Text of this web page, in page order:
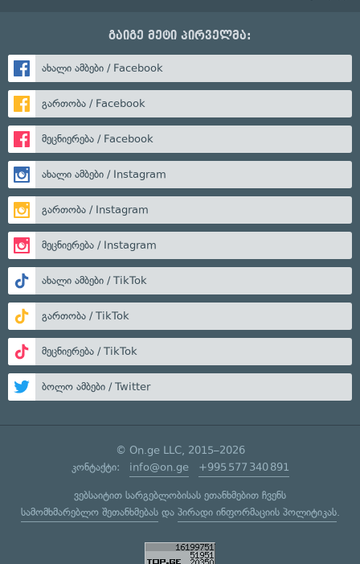
გაიგე მეტი პირველმა:
ახალი ამბები / Facebook
გართობა / Facebook
მეცნიერება / Facebook
ახალი ამბები / Instagram
გართობა / Instagram
მეცნიერება / Instagram
ახალი ამბები / TikTok
გართობა / TikTok
მეცნიერება / TikTok
ბოლო ამბები / Twitter
© On.ge LLC, 2015–2026
კონტაქტი: info@on.ge +995 577 340 891
ვებსაიტით სარგებლობისას ეთანხმებით ჩვენს
სამომხმარებლო შეთანხმებასდა პირადი ინფორმაციის პოლიტიკას.